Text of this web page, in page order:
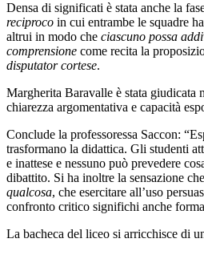
Densa di significati è stata anche la
reciproco in cui entrambe le squadre
altrui in modo che ciascuno possa
comprensione come recita la
disputator cortese.
Margherita Baravalle è stata giudicata
chiarezza argomentativa e capacità
Conclude la professoressa Saccon:
trasformano la didattica. Gli studenti
e inattese e nessuno può prevedere
dibattito. Si ha inoltre la sensazione
qualcosa, che esercitare all’uso
confronto critico significhi anche
La bacheca del liceo si arricchisce di